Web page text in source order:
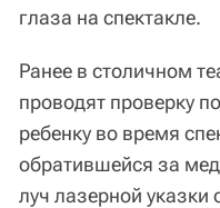
глаза на спектакле.
Ранее в столичном
проводят проверку
ребенку во время
обратившейся за
луч лазерной